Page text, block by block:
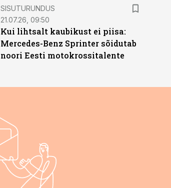
ST
SISUTURUNDUS
21.07.26, 09:50
Kui lihtsalt kaubikust ei piisa:
Mercedes-Benz Sprinter sõidutab
noori Eesti motokrossitalente